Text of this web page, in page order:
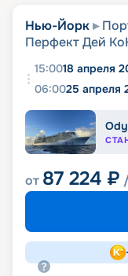
Нью-Йорк
Перфект Дей
15:0018 апреля
06:0025 апреля
от 87 224 ₽